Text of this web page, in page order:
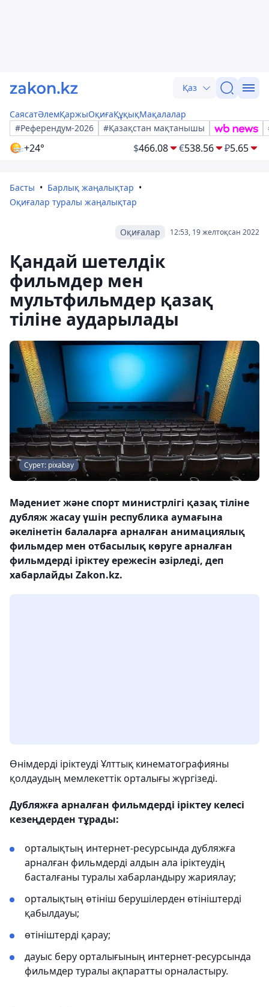
Қаз
СаясатӘлемҚаржыОқиғаҚұқықМақалалар
#Референдум-2026
#Қазақстан мақтанышы
+24° $466.08 €538.56 ₽5.65
Басты
Барлық жаңалықтар
Оқиғалар туралы жаңалықтар
12:53, 19 желтоқсан 2022
Оқиғалар
Қандай шетелдік
фильмдер мен
мультфильмдер қазақ
тіліне аударылады
Сурет: pixabay
Мәдениет және спорт министрлігі қазақ тіліне
дубляж жасау үшін республика аумағына
әкелінетін балаларға арналған анимациялық
фильмдер мен отбасылық көруге арналған
фильмдерді іріктеу ережесін әзірледі, деп
хабарлайды Zakon.kz.
Өнімдерді іріктеуді Ұлттық кинематографияны
қолдаудың мемлекеттік орталығы жүргізеді.
Дубляжға арналған фильмдерді іріктеу келесі
кезеңдерден тұрады:
орталықтың интернет-ресурсында дубляжға
арналған фильмдерді алдын ала іріктеудің
басталғаны туралы хабарландыру жариялау;
орталықтың өтініш берушілерден өтініштерді
қабылдауы;
өтініштерді қарау;
дауыс беру орталығының интернет-ресурсында
фильмдер туралы ақпаратты орналастыру.